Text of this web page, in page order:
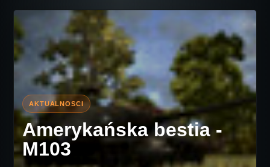
Amerykańska bestia -
M103